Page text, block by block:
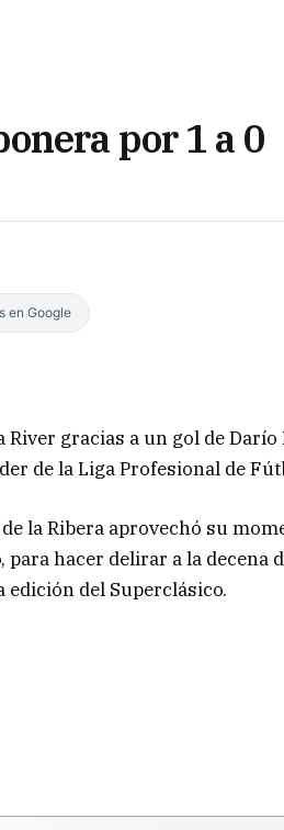
por 1 a 0
en Google
gracias a un gol de Darío
de la Liga Profesional de
la Ribera aprovechó su
hacer delirar a la decena
del Superclásico.